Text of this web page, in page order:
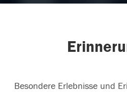
Besondere Erlebnisse und